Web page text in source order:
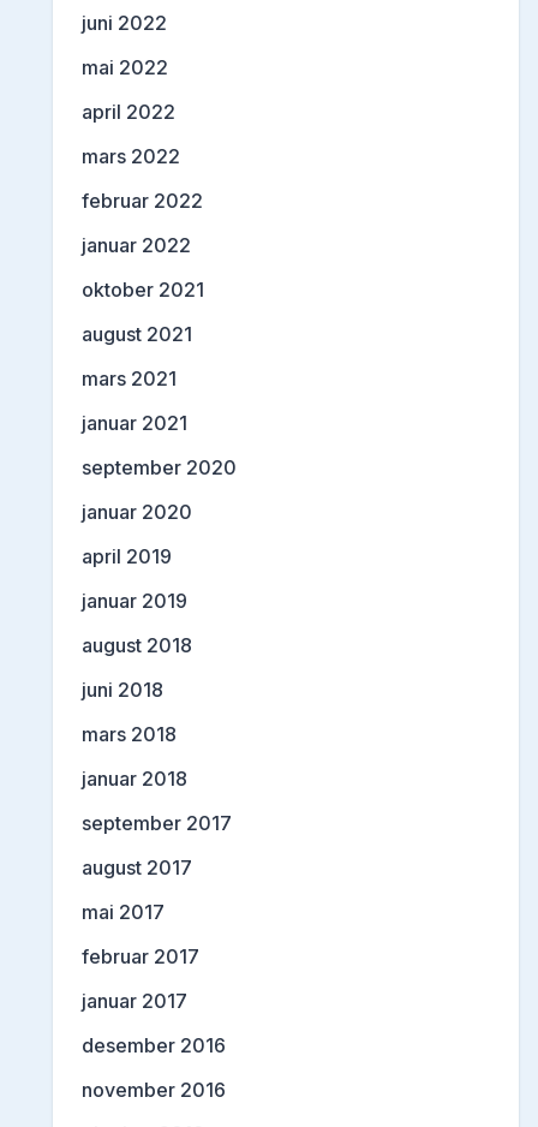
juni 2022
mai 2022
april 2022
mars 2022
februar 2022
januar 2022
oktober 2021
august 2021
mars 2021
januar 2021
september 2020
januar 2020
april 2019
januar 2019
august 2018
juni 2018
mars 2018
januar 2018
september 2017
august 2017
mai 2017
februar 2017
januar 2017
desember 2016
november 2016